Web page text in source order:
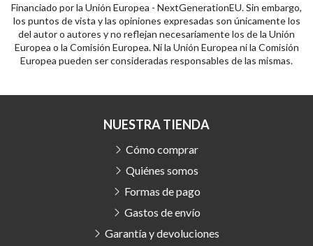
Financiado por la Unión Europea - NextGenerationEU. Sin embargo,
los puntos de vista y las opiniones expresadas son únicamente los
del autor o autores y no reflejan necesariamente los de la Unión
Europea o la Comisión Europea. Ni la Unión Europea ni la Comisión
Europea pueden ser consideradas responsables de las mismas.
NUESTRA TIENDA
Cómo comprar
Quiénes somos
Formas de pago
Gastos de envío
Garantía y devoluciones